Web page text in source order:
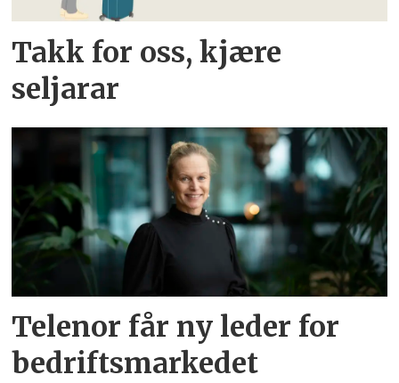
Takk for oss, kjære
seljarar
Telenor får ny leder for
bedriftsmarkedet